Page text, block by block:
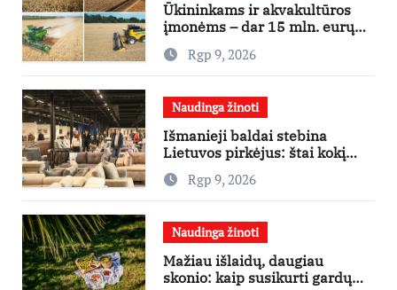
Ūkininkams ir akvakultūros
įmonėms – dar 15 mln. eurų
lengvatinėms paskoloms
Rgp 9, 2026
Naudinga žinoti
Išmanieji baldai stebina
Lietuvos pirkėjus: štai kokį
išgraibsto pirmiausia
Rgp 9, 2026
Naudinga žinoti
Mažiau išlaidų, daugiau
skonio: kaip susikurti gardų